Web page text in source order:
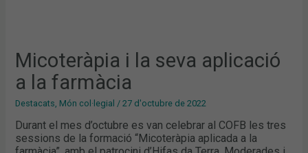
Micoteràpia i la seva aplicació
a la farmàcia
Destacats Món col·legial /27 d'octubre de 2022
Durant el mes d’octubre es van celebrar al COFB les tres
sessions de la formació “Micoteràpia aplicada a la